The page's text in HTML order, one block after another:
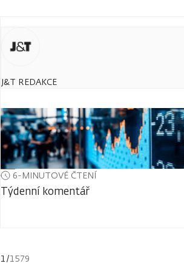
J&T REDAKCE
6-MINUTOVÉ ČTENÍ
Týdenní komentář
1/1579